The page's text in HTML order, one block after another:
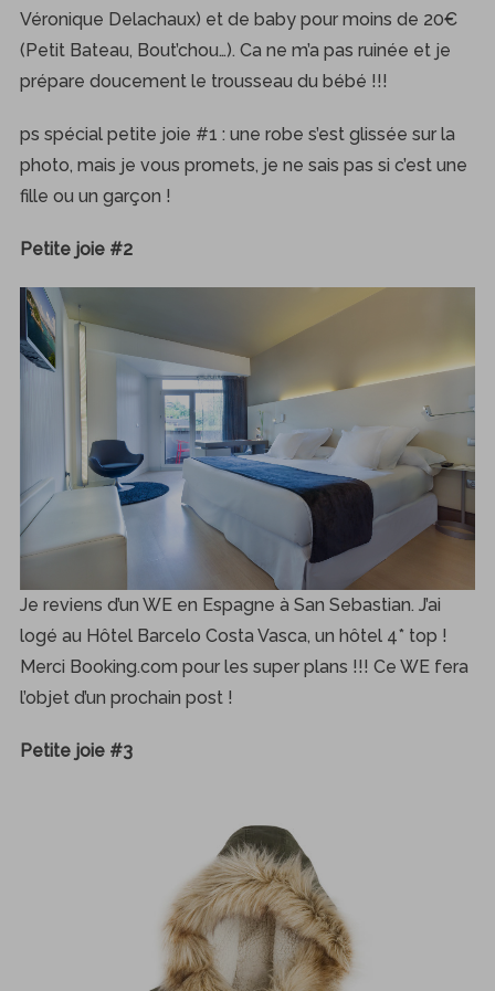
Véronique Delachaux) et de baby pour moins de 20€
(Petit Bateau, Bout’chou…). Ca ne m’a pas ruinée et je
prépare doucement le trousseau du bébé !!!
ps spécial petite joie #1 : une robe s’est glissée sur la
photo, mais je vous promets, je ne sais pas si c’est une
fille ou un garçon !
Petite joie #2
Je reviens d’un WE en Espagne à San Sebastian. J’ai
logé au Hôtel Barcelo Costa Vasca, un hôtel 4* top !
Merci Booking.com pour les super plans !!! Ce WE fera
l’objet d’un prochain post !
Petite joie #3